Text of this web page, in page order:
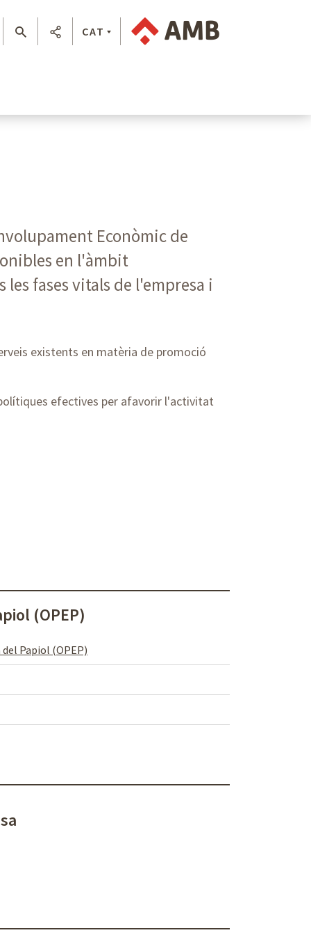
CAT
Econòmic de
en l'àmbit
fases vitals de l'empresa i
existents en matèria de promoció
efectives per afavorir l'activitat
(OPEP)
Papiol (OPEP)